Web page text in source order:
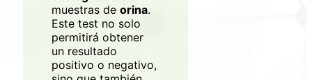
Accede a XarSmart
XarSmart
muestras de orina.
Este test no solo
permitirá obtener
un resultado
positivo o negativo,